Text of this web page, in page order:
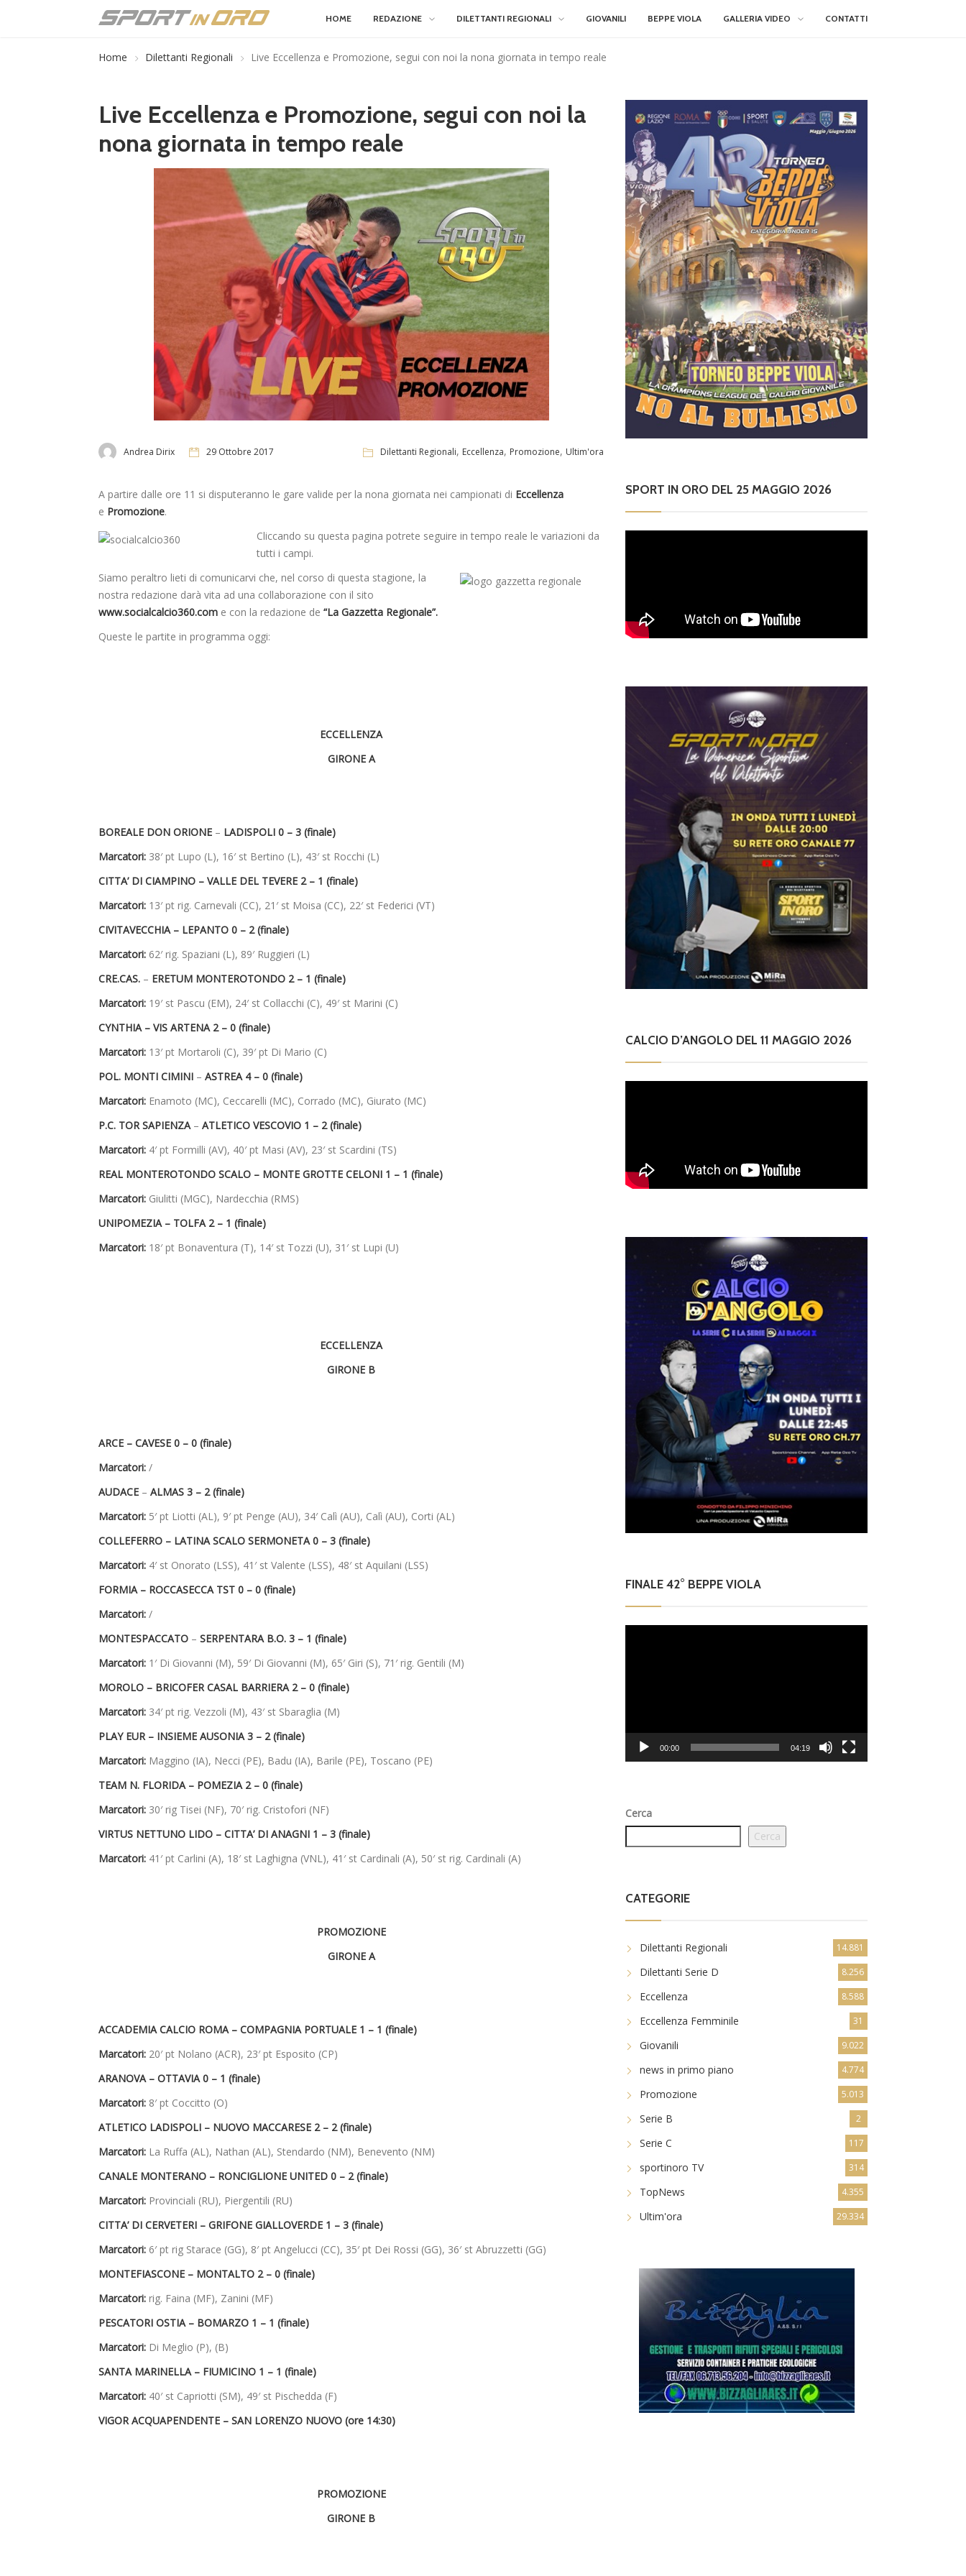
HOME REDAZIONE DILETTANTI REGIONALI GIOVANILI BEPPE VIOLA GALLERIA VIDEO CONTATTI
Home Dilettanti Regionali Live Eccellenza e Promozione, segui con noi la nona giornata in tempo reale
Live Eccellenza e Promozione, segui con noi la
nona giornata in tempo reale
Andrea Dirix 29 Ottobre 2017 Dilettanti Regionali, Eccellenza, Promozione, Ultim'ora
A partire dalle ore 11 si disputeranno le gare valide per la nona giornata nei campionati di Eccellenza
e Promozione.
Cliccando su questa pagina potrete seguire in tempo reale le variazioni da
tutti i campi.
Siamo peraltro lieti di comunicarvi che, nel corso di questa stagione, la
nostra redazione darà vita ad una collaborazione con il sito
www.socialcalcio360.com e con la redazione de “La Gazzetta Regionale”.
Queste le partite in programma oggi:
ECCELLENZA
GIRONE A
BOREALE DON ORIONE – LADISPOLI 0 – 3 (finale)
Marcatori: 38′ pt Lupo (L), 16′ st Bertino (L), 43′ st Rocchi (L)
CITTA’ DI CIAMPINO – VALLE DEL TEVERE 2 – 1 (finale)
Marcatori: 13′ pt rig. Carnevali (CC), 21′ st Moisa (CC), 22′ st Federici (VT)
CIVITAVECCHIA – LEPANTO 0 – 2 (finale)
Marcatori: 62′ rig. Spaziani (L), 89′ Ruggieri (L)
CRE.CAS. – ERETUM MONTEROTONDO 2 – 1 (finale)
Marcatori: 19′ st Pascu (EM), 24′ st Collacchi (C), 49′ st Marini (C)
CYNTHIA – VIS ARTENA 2 – 0 (finale)
Marcatori: 13′ pt Mortaroli (C), 39′ pt Di Mario (C)
POL. MONTI CIMINI – ASTREA 4 – 0 (finale)
Marcatori: Enamoto (MC), Ceccarelli (MC), Corrado (MC), Giurato (MC)
P.C. TOR SAPIENZA – ATLETICO VESCOVIO 1 – 2 (finale)
Marcatori: 4′ pt Formilli (AV), 40′ pt Masi (AV), 23′ st Scardini (TS)
REAL MONTEROTONDO SCALO – MONTE GROTTE CELONI 1 – 1 (finale)
Marcatori: Giulitti (MGC), Nardecchia (RMS)
UNIPOMEZIA – TOLFA 2 – 1 (finale)
Marcatori: 18′ pt Bonaventura (T), 14′ st Tozzi (U), 31′ st Lupi (U)
ECCELLENZA
GIRONE B
ARCE – CAVESE 0 – 0 (finale)
Marcatori: /
AUDACE – ALMAS 3 – 2 (finale)
Marcatori: 5′ pt Liotti (AL), 9′ pt Penge (AU), 34′ Calì (AU), Calì (AU), Corti (AL)
COLLEFERRO – LATINA SCALO SERMONETA 0 – 3 (finale)
Marcatori: 4′ st Onorato (LSS), 41′ st Valente (LSS), 48′ st Aquilani (LSS)
FORMIA – ROCCASECCA TST 0 – 0 (finale)
Marcatori: /
MONTESPACCATO – SERPENTARA B.O. 3 – 1 (finale)
Marcatori: 1′ Di Giovanni (M), 59′ Di Giovanni (M), 65′ Giri (S), 71′ rig. Gentili (M)
MOROLO – BRICOFER CASAL BARRIERA 2 – 0 (finale)
Marcatori: 34′ pt rig. Vezzoli (M), 43′ st Sbaraglia (M)
PLAY EUR – INSIEME AUSONIA 3 – 2 (finale)
Marcatori: Maggino (IA), Necci (PE), Badu (IA), Barile (PE), Toscano (PE)
TEAM N. FLORIDA – POMEZIA 2 – 0 (finale)
Marcatori: 30′ rig Tisei (NF), 70′ rig. Cristofori (NF)
VIRTUS NETTUNO LIDO – CITTA’ DI ANAGNI 1 – 3 (finale)
Marcatori: 41′ pt Carlini (A), 18′ st Laghigna (VNL), 41′ st Cardinali (A), 50′ st rig. Cardinali (A)
PROMOZIONE
GIRONE A
ACCADEMIA CALCIO ROMA – COMPAGNIA PORTUALE 1 – 1 (finale)
Marcatori: 20′ pt Nolano (ACR), 23′ pt Esposito (CP)
ARANOVA – OTTAVIA 0 – 1 (finale)
Marcatori: 8′ pt Coccitto (O)
ATLETICO LADISPOLI – NUOVO MACCARESE 2 – 2 (finale)
Marcatori: La Ruffa (AL), Nathan (AL), Stendardo (NM), Benevento (NM)
CANALE MONTERANO – RONCIGLIONE UNITED 0 – 2 (finale)
Marcatori: Provinciali (RU), Piergentili (RU)
CITTA’ DI CERVETERI – GRIFONE GIALLOVERDE 1 – 3 (finale)
Marcatori: 6′ pt rig Starace (GG), 8′ pt Angelucci (CC), 35′ pt Dei Rossi (GG), 36′ st Abruzzetti (GG)
MONTEFIASCONE – MONTALTO 2 – 0 (finale)
Marcatori: rig. Faina (MF), Zanini (MF)
PESCATORI OSTIA – BOMARZO 1 – 1 (finale)
Marcatori: Di Meglio (P), (B)
SANTA MARINELLA – FIUMICINO 1 – 1 (finale)
Marcatori: 40′ st Capriotti (SM), 49′ st Pischedda (F)
VIGOR ACQUAPENDENTE – SAN LORENZO NUOVO (ore 14:30)
PROMOZIONE
GIRONE B
SPORT IN ORO DEL 25 MAGGIO 2026
CALCIO D’ANGOLO DEL 11 MAGGIO 2026
FINALE 42° BEPPE VIOLA
00:00 04:19
Cerca
Cerca
CATEGORIE
Dilettanti Regionali 14.881
Dilettanti Serie D 8.256
Eccellenza 8.588
Eccellenza Femminile 31
Giovanili 9.022
news in primo piano 4.774
Promozione 5.013
Serie B 2
Serie C 117
sportinoro TV 314
TopNews 4.355
Ultim'ora 29.334